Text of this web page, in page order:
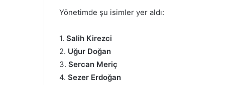
Yönetimde şu isimler yer aldı:
1. Salih Kirezci
2. Uğur Doğan
3. Sercan Meriç
4. Sezer Erdoğan